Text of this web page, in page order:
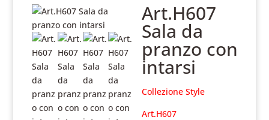
Art.H607
Sala da
pranzo con
intarsi
Collezione Style
Art.H607